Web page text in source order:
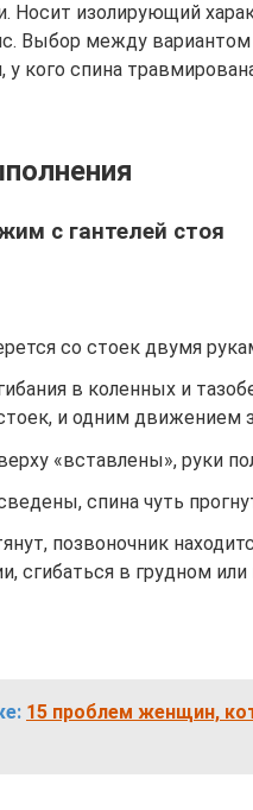
Носит изолирующий
Выбор между вариантом
у кого спина
с гантелей стоя
со стоек двумя
в коленных и
и одним движением
«вставлены», руки
спина чуть
позвоночник
сгибаться в грудном
15 проблем женщин,